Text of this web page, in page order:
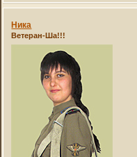
Ника
Ветеран-Ша!!!